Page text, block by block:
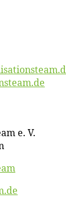
e. V.